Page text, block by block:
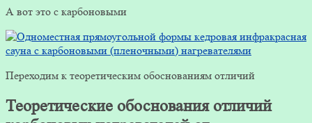
А вот это с карбоновыми
Переходим к теоретическим обоснованиям отличий
Теоретические обоснования отличий